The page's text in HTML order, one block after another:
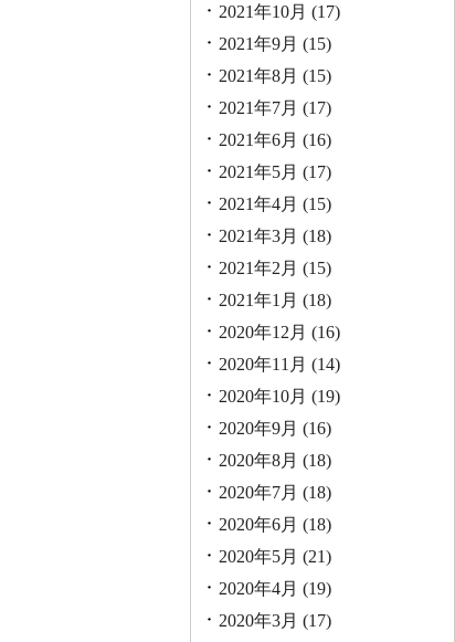
2021年10月 (17)
2021年9月 (15)
2021年8月 (15)
2021年7月 (17)
2021年6月 (16)
2021年5月 (17)
2021年4月 (15)
2021年3月 (18)
2021年2月 (15)
2021年1月 (18)
2020年12月 (16)
2020年11月 (14)
2020年10月 (19)
2020年9月 (16)
2020年8月 (18)
2020年7月 (18)
2020年6月 (18)
2020年5月 (21)
2020年4月 (19)
2020年3月 (17)